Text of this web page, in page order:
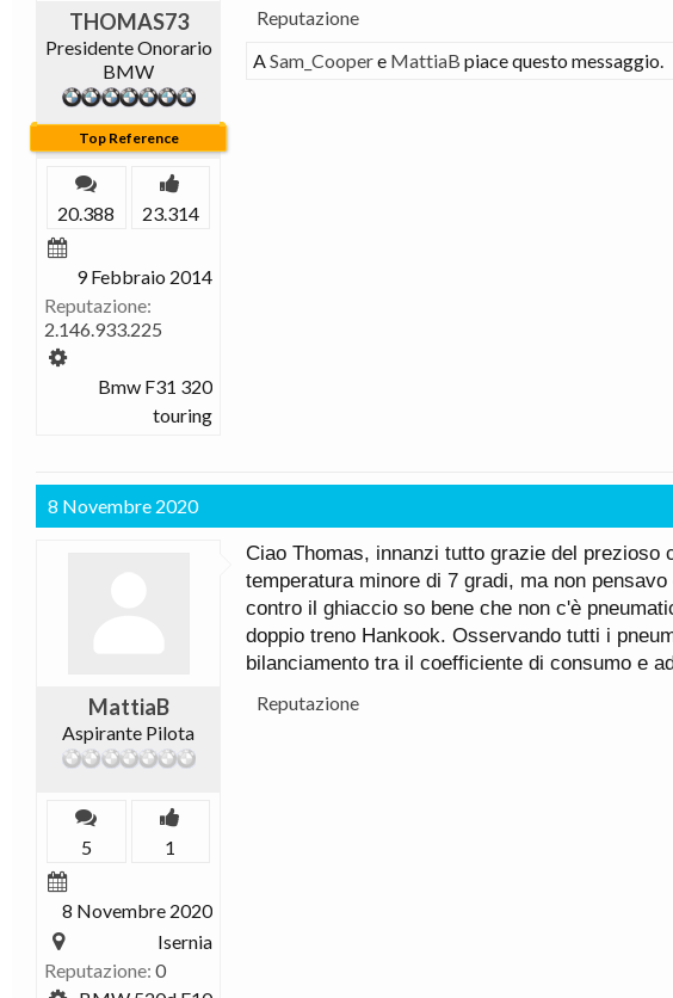
THOMAS73
Presidente Onorario
BMW
Top Reference
20.388 23.314
9 Febbraio 2014
Reputazione:
2.146.933.225
Bmw F31 320
touring
Reputazione
ASam_Coopere MattiaB piace questo messaggio.
8 Novembre 2020
MattiaB
Aspirante Pilota
5 1
8 Novembre 2020
Isernia
Reputazione: 0
Ciao Thomas, innanzi tutto grazie del prezioso
temperatura minore di 7 gradi, ma non
contro il ghiaccio so bene che non c'è
doppio treno Hankook. Osservando tutti i
bilanciamento tra il coefficiente di consumo e
Reputazione